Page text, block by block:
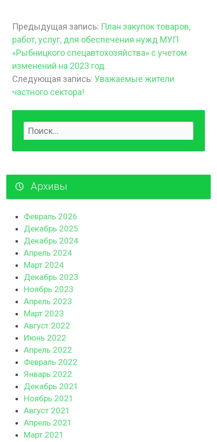
Предыдущая запись: План закупок товаров,
работ, услуг, для обеспечения нужд МУП
«Рыбницкого спецавтохозяйства» с учетом
изменений на 2023 год.
Следующая запись: Уважаемые жители
частного сектора!
Архивы
Февраль 2026
Декабрь 2025
Декабрь 2024
Апрель 2024
Март 2024
Декабрь 2023
Ноябрь 2023
Апрель 2023
Март 2023
Август 2022
Июнь 2022
Апрель 2022
Февраль 2022
Январь 2022
Декабрь 2021
Ноябрь 2021
Август 2021
Апрель 2021
Март 2021